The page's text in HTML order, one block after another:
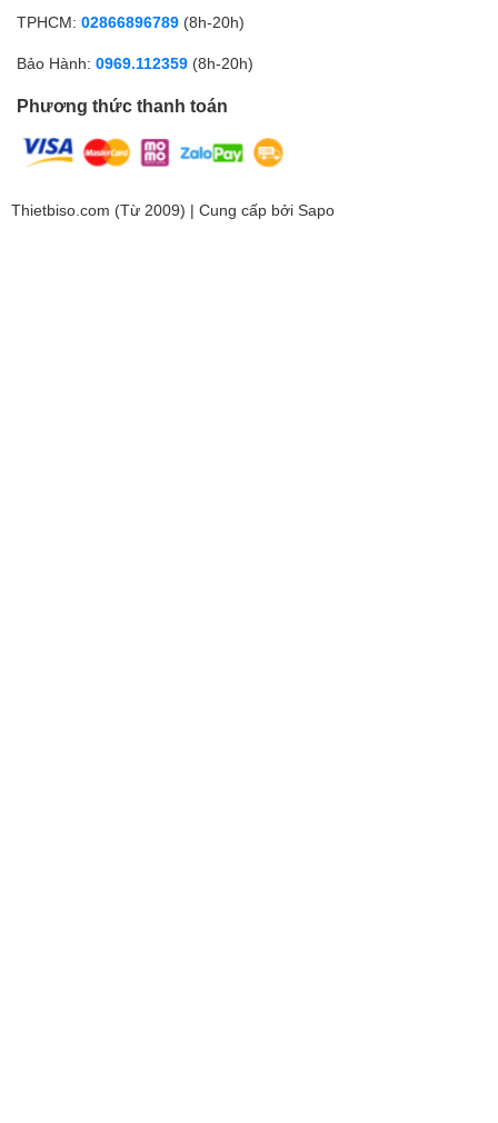
TPHCM: 02866896789 (8h-20h)
Bảo Hành: 0969.112359 (8h-20h)
Phương thức thanh toán
Thietbiso.com (Từ 2009) | Cung cấp bởi Sapo